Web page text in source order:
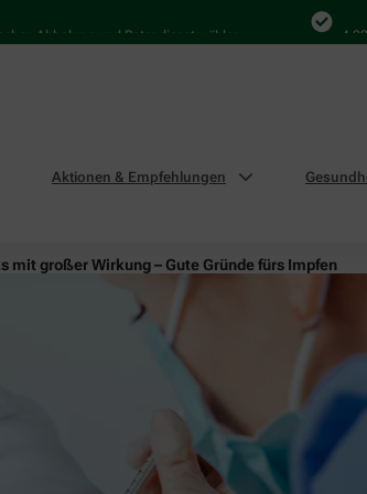
Abholung und Botendienst wählen 4.000
Aktionen & Empfehlungen
mit großer Wirkung – Gute Gründe fürs Impfen